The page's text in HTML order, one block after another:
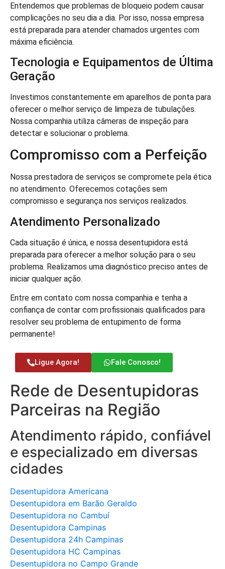
Entendemos que problemas de bloqueio podem causar
complicações no seu dia a dia. Por isso, nossa empresa
está preparada para atender chamados urgentes com
máxima eficiência.
Tecnologia e Equipamentos de Última
Geração
Investimos constantemente em aparelhos de ponta para
oferecer o melhor serviço de limpeza de tubulações.
Nossa companhia utiliza câmeras de inspeção para
detectar e solucionar o problema.
Compromisso com a Perfeição
Nossa prestadora de serviços se compromete pela ética
no atendimento. Oferecemos cotações sem
compromisso e segurança nos serviços realizados.
Atendimento Personalizado
Cada situação é única, e nossa desentupidora está
preparada para oferecer a melhor solução para o seu
problema. Realizamos uma diagnóstico preciso antes de
iniciar qualquer ação.
Entre em contato com nossa companhia e tenha a
confiança de contar com profissionais qualificados para
resolver seu problema de entupimento de forma
permanente!
Ligue Agora! Fale Conosco!
Rede de Desentupidoras
Parceiras na Região
Atendimento rápido, confiável
e especializado em diversas
cidades
Desentupidora Americana
Desentupidora em Barão Geraldo
Desentupidora no Cambuí
Desentupidora Campinas
Desentupidora 24h Campinas
Desentupidora HC Campinas
Desentupidora no Campo Grande